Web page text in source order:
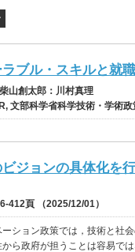
ブル・スキルと就
山創太郎：川村真理
文部科学省科学技術・学術
ジョンの具体化を
412頁 （2025/12/01）
ション政策では，技術と社
ら政府が担うことは容易で